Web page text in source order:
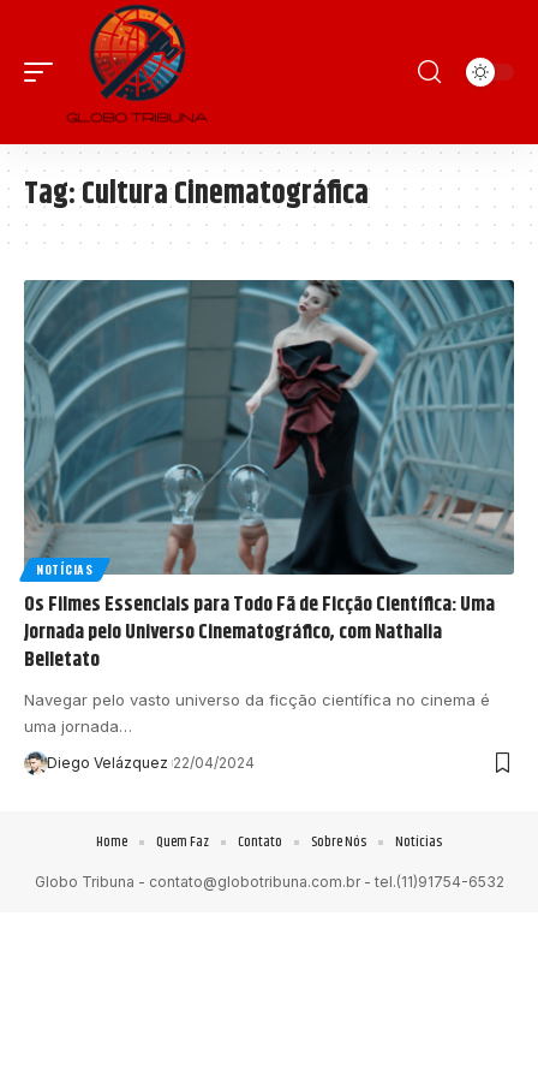
Tag:Cultura Cinematográfica
NOTÍCIAS
Os Filmes Essenciais para Todo Fã de Ficção Científica: Uma
Jornada pelo Universo Cinematográfico, com Nathalia
Belletato
Navegar pelo vasto universo da ficção científica no cinema é
uma jornada…
Diego Velázquez 22/04/2024
Globo Tribuna - contato@globotribuna.com.br- tel.(11)91754-6532
Home Quem Faz Contato Sobre Nós Notícias